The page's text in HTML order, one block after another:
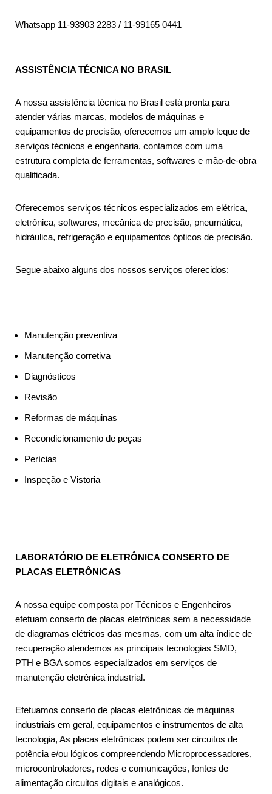
Whatsapp 11-93903 2283 / 11-99165 0441
ASSISTÊNCIA TÉCNICA NO BRASIL
A nossa assistência técnica no Brasil está pronta para
atender várias marcas, modelos de máquinas e
equipamentos de precisão, oferecemos um amplo leque de
serviços técnicos e engenharia, contamos com uma
estrutura completa de ferramentas, softwares e mão-de-obra
qualificada.
Oferecemos serviços técnicos especializados em elétrica,
eletrônica, softwares, mecânica de precisão, pneumática,
hidráulica, refrigeração e equipamentos ópticos de precisão.
Segue abaixo alguns dos nossos serviços oferecidos:
Manutenção preventiva
Manutenção corretiva
Diagnósticos
Revisão
Reformas de máquinas
Recondicionamento de peças
Perícias
Inspeção e Vistoria
LABORATÓRIO DE ELETRÔNICA CONSERTO DE
PLACAS ELETRÔNICAS
A nossa equipe composta por Técnicos e Engenheiros
efetuam conserto de placas eletrônicas sem a necessidade
de diagramas elétricos das mesmas, com um alta índice de
recuperação atendemos as principais tecnologias SMD,
PTH e BGA somos especializados em serviços de
manutenção eletrênica industrial.
Efetuamos conserto de placas eletrônicas de máquinas
industriais em geral, equipamentos e instrumentos de alta
tecnologia, As placas eletrônicas podem ser circuitos de
potência e/ou lógicos compreendendo Microprocessadores,
microcontroladores, redes e comunicações, fontes de
alimentação circuitos digitais e analógicos.